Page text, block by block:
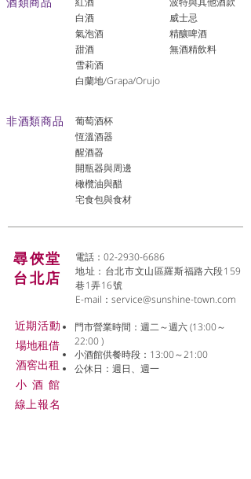
白酒
氣泡酒
​甜酒
雪莉酒
白蘭地/Grapa/Orujo
威士忌
精釀啤酒
​無酒精飲料
非酒類商品
葡萄酒杯
恆溫酒器
醒酒器
開瓶器與周邊
橄欖油與醋
宅食包與食材
尋俠堂
台北店
電話：02-2930-6686
地址：台北市文山區羅斯福路六段159
巷1弄16號
E-mail： service@sunshine-town.com
近期活動
場地租借
​酒窖出租
小酒 館
線上報名
門市營業時間：週二～週六 (13:00～
22:00 )
小酒館供餐時段：13:00～21:00
公休日：週日、週一